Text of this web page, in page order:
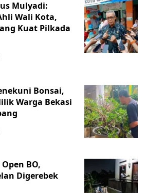
Mulyadi:
Wali Kota,
Kuat Pilkada
Bonsai,
Warga Bekasi
BO,
Digerebek